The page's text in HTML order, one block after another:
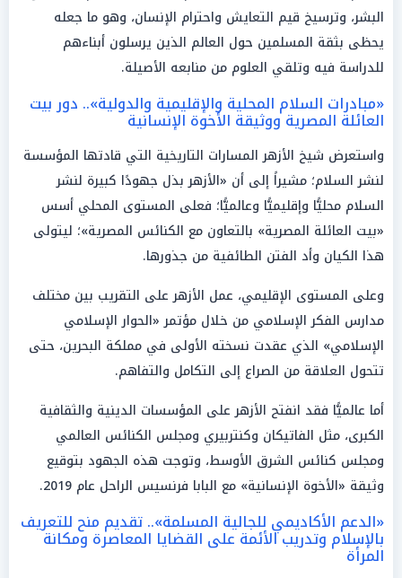
البشر، وترسيخ قيم التعايش واحترام الإنسان، وهو ما جعله
يحظى بثقة المسلمين حول العالم الذين يرسلون أبناءهم
للدراسة فيه وتلقي العلوم من منابعه الأصيلة.
«مبادرات السلام المحلية والإقليمية والدولية».. دور بيت
العائلة المصرية ووثيقة الأخوة الإنسانية
واستعرض شيخ الأزهر المسارات التاريخية التي قادتها المؤسسة
لنشر السلام؛ مشيراً إلى أن «الأزهر بذل جهودًا كبيرة لنشر
السلام محليًّا وإقليميًّا وعالميًّا؛ فعلى المستوى المحلي أسس
«بيت العائلة المصرية» بالتعاون مع الكنائس المصرية»؛ ليتولى
هذا الكيان وأد الفتن الطائفية من جذورها.
وعلى المستوى الإقليمي، عمل الأزهر على التقريب بين مختلف
مدارس الفكر الإسلامي من خلال مؤتمر «الحوار الإسلامي
الإسلامي» الذي عقدت نسخته الأولى في مملكة البحرين، حتى
تتحول العلاقة من الصراع إلى التكامل والتفاهم.
أما عالميًّا فقد انفتح الأزهر على المؤسسات الدينية والثقافية
الكبرى، مثل الفاتيكان وكنتربيري ومجلس الكنائس العالمي
ومجلس كنائس الشرق الأوسط، وتوجت هذه الجهود بتوقيع
وثيقة «الأخوة الإنسانية» مع البابا فرنسيس الراحل عام 2019.
«الدعم الأكاديمي للجالية المسلمة».. تقديم منح للتعريف
بالإسلام وتدريب الأئمة على القضايا المعاصرة ومكانة
المرأة